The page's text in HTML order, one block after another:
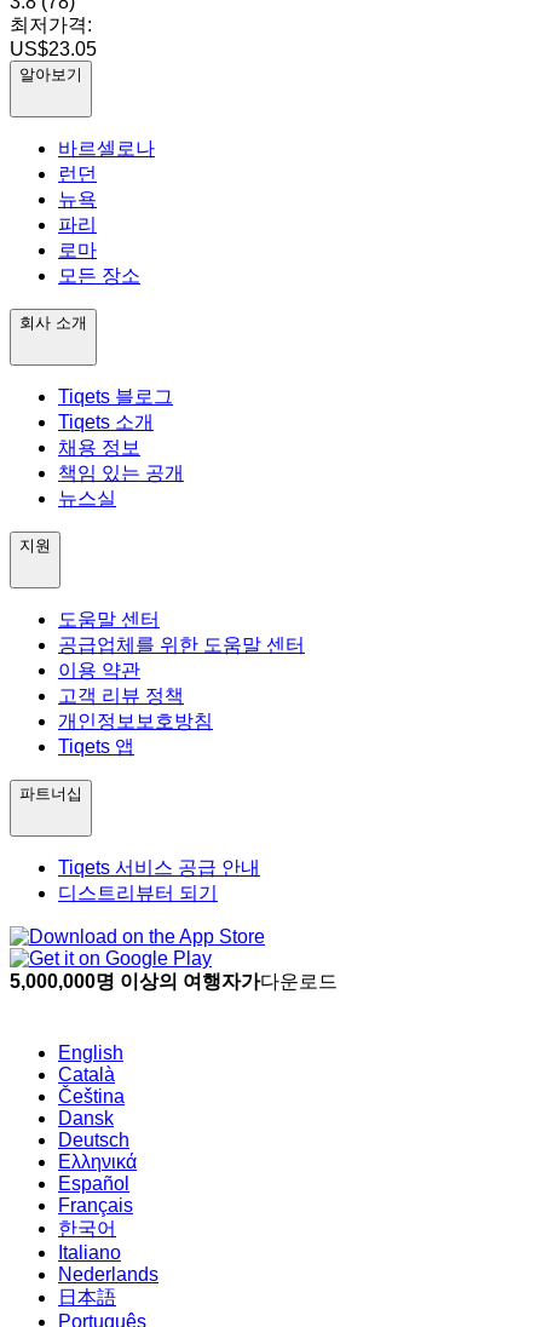
최저가격:
US$23.05
알아보기
바르셀로나
런던
뉴욕
파리
로마
모든 장소
회사 소개
Tiqets 블로그
Tiqets 소개
채용 정보
책임 있는 공개
뉴스실
지원
도움말 센터
공급업체를 위한 도움말 센터
이용 약관
고객 리뷰 정책
개인정보보호방침
Tiqets 앱
파트너십
Tiqets 서비스 공급 안내
디스트리뷰터 되기
5,000,000명 이상의 여행자가다운로드
English
Català
Čeština
Dansk
Deutsch
Ελληνικά
Español
Français
한국어
Italiano
Nederlands
日本語
Português